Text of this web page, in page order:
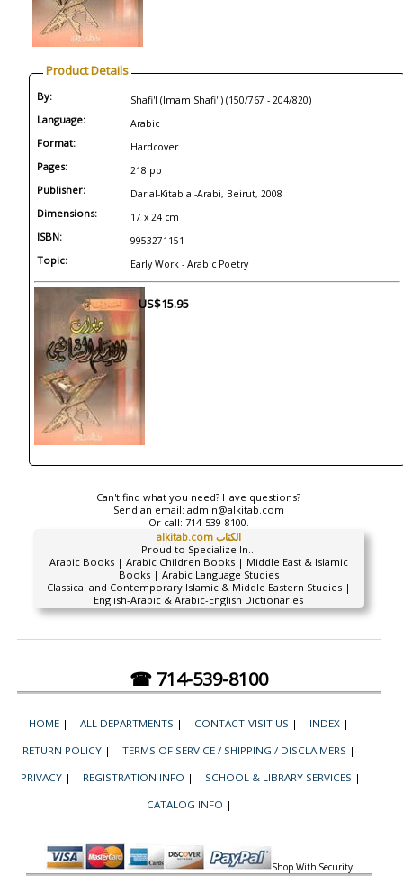
Product Details
By: Shafi'I (Imam Shafi'i) (150/767 - 204/820)
Language: Arabic
Format: Hardcover
Pages: 218 pp
Publisher: Dar al-Kitab al-Arabi, Beirut, 2008
Dimensions: 17 x 24 cm
ISBN: 9953271151
Topic: Early Work - Arabic Poetry
US$15.95
Can't find what you need? Have questions?
Send an email: admin@alkitab.com
Or call: 714-539-8100.
alkitab.com الكتاب
Proud to Specialize In...
Arabic Books | Arabic Children Books | Middle East & Islamic
Books | Arabic Language Studies
Classical and Contemporary Islamic & Middle Eastern Studies |
English-Arabic & Arabic-English Dictionaries
☎ 714-539-8100
HOME | ALL DEPARTMENTS | CONTACT-VISIT US | INDEX |
RETURN POLICY | TERMS OF SERVICE / SHIPPING / DISCLAIMERS |
PRIVACY | REGISTRATION INFO | SCHOOL & LIBRARY SERVICES |
CATALOG INFO |
Shop With Security